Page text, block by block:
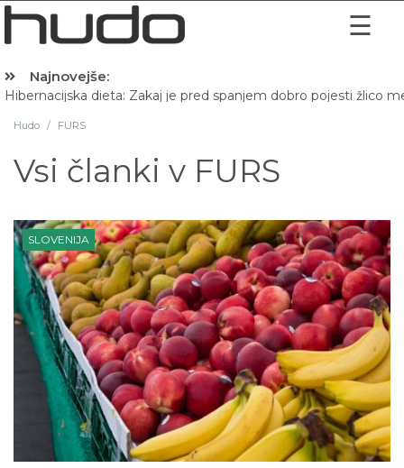
Najnovejše:
Hibernacijska dieta: Zakaj je pred spanjem dobro pojesti žlico
Hudo / FURS
Vsi članki v FURS
SLOVENIJA